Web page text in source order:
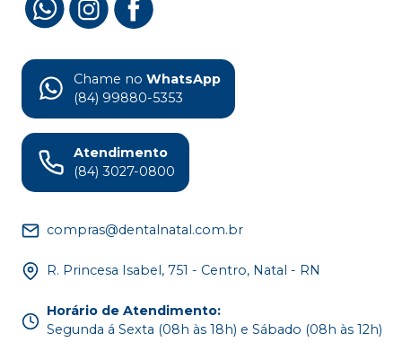
Chame no WhatsApp
(84) 99880-5353
Atendimento
(84) 3027-0800
compras@dentalnatal.com.br
R. Princesa Isabel, 751 - Centro, Natal - RN
Horário de Atendimento:
Segunda á Sexta (08h às 18h) e Sábado (08h às 12h)